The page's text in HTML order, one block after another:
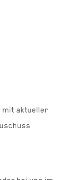
mit aktueller